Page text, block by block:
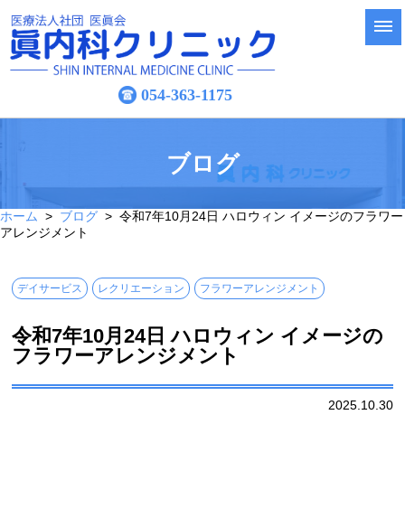
054-363-1175
ブログ
ホーム > ブログ > 令和7年10月24日 ハロウィン イメージのフラワー
アレンジメント
デイサービス レクリエーション フラワーアレンジメント
令和7年10月24日 ハロウィン イメージの
フラワーアレンジメント
2025.10.30